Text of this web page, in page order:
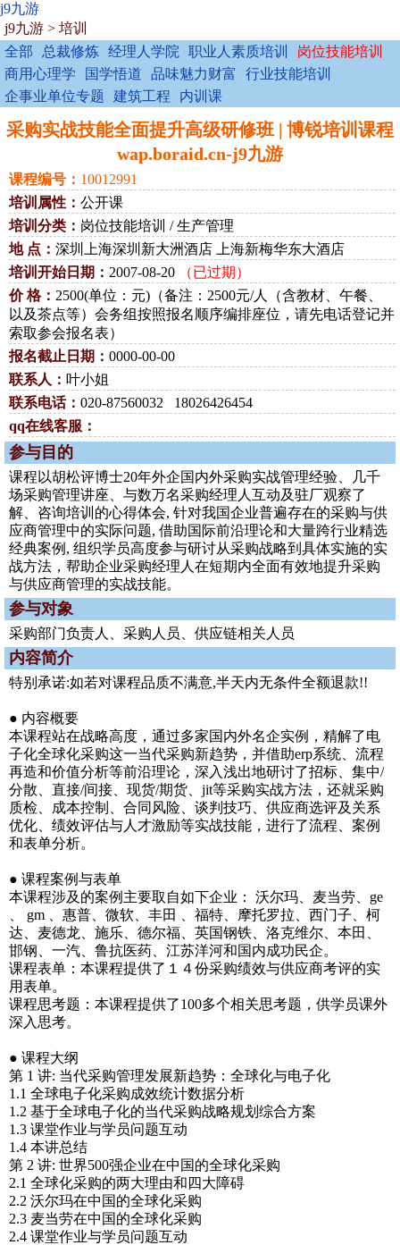
j9九游
j9九游 > 培训
全部
总裁修炼 经理人学院 职业人素质培训
岗位技能培训
商用心理学
国学悟道 品味魅力财富
行业技能培训
企事业单位专题
建筑工程 内训课
采购实战技能全面提升高级研修班 | 博锐培训课程
wap.boraid.cn-j9九游
课程编号： 10012991
培训属性： 公开课
培训分类： 岗位技能培训 / 生产管理
地 点： 深圳上海深圳新大洲酒店 上海新梅华东大酒店
培训开始日期： 2007-08-20
（已过期）
价 格： 2500(单位：元)（备注：2500元/人（含教材、午餐、
以及茶点等）会务组按照报名顺序编排座位，请先电话登记并
索取参会报名表）
报名截止日期： 0000-00-00
联系人： 叶小姐
联系电话： 020-87560032 18026426454
qq在线客服：
参与目的
课程以胡松评博士20年外企国内外采购实战管理经验、几千
场采购管理讲座、与数万名采购经理人互动及驻厂观察了
解、咨询培训的心得体会, 针对我国企业普遍存在的采购与供
应商管理中的实际问题, 借助国际前沿理论和大量跨行业精选
经典案例, 组织学员高度参与研讨从采购战略到具体实施的实
战方法，帮助企业采购经理人在短期内全面有效地提升采购
与供应商管理的实战技能。
参与对象
采购部门负责人、采购人员、供应链相关人员
内容简介
特别承诺:如若对课程品质不满意,半天内无条件全额退款!!
● 内容概要
本课程站在战略高度，通过多家国内外名企实例，精解了电
子化全球化采购这一当代采购新趋势，并借助erp系统、流程
再造和价值分析等前沿理论，深入浅出地研讨了招标、集中/
分散、直接/间接、现货/期货、jit等采购实战方法，还就采购
质检、成本控制、合同风险、谈判技巧、供应商选评及关系
优化、绩效评估与人才激励等实战技能，进行了流程、案例
和表单分析。
● 课程案例与表单
本课程涉及的案例主要取自如下企业： 沃尔玛、麦当劳、ge
、 gm 、惠普、微软、丰田 、福特、摩托罗拉、西门子、柯
达、麦德龙、施乐、德尔福、英国钢铁、洛克维尔、本田、
邯钢、一汽、鲁抗医药、江苏洋河和国内成功民企。
课程表单：本课程提供了１４份采购绩效与供应商考评的实
用表单。
课程思考题：本课程提供了100多个相关思考题，供学员课外
深入思考。
● 课程大纲
第 1 讲: 当代采购管理发展新趋势：全球化与电子化
1.1 全球电子化采购成效统计数据分析
1.2 基于全球电子化的当代采购战略规划综合方案
1.3 课堂作业与学员问题互动
1.4 本讲总结
第 2 讲: 世界500强企业在中国的全球化采购
2.1 全球化采购的两大理由和四大障碍
2.2 沃尔玛在中国的全球化采购
2.3 麦当劳在中国的全球化采购
2.4 课堂作业与学员问题互动